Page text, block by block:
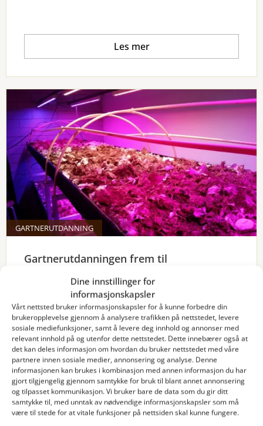
Dine innstillinger for
informasjonskapsler
Vårt nettsted bruker informasjonskapsler for å kunne forbedre din
brukeropplevelse gjennom å analysere trafikken på nettstedet, levere
sosiale mediefunksjoner, samt å levere deg innhold og annonser med
relevant innhold på og utenfor dette nettstedet. Dette innebærer også at
det kan deles informasjon om hvordan du bruker nettstedet med våre
partnere innen sosiale medier, annonsering og analyse. Denne
informasjonen kan brukes i kombinasjon med annen informasjon du har
gjort tilgjengelig gjennom samtykke for bruk til blant annet annonsering
og tilpasset kommunikasjon. Vi bruker bare de data som du gir ditt
samtykke til, med unntak av nødvendige informasjonskapsler som må
være til stede for at vitale funksjoner på nettsiden skal kunne fungere.
Les mer
GARTNERUTDANNING
Gartnerutdanningen frem til
Gartnerutdanningen i Norge har i flere tiår vært
gjennom opp- og nedturer. I dag erfarer flere
utdanningsinstitusjoner stor pågang og
interesse for utdanning innen gartnerfaget.
Interessen er dessverre ikke så stor blant
ungdom, derimot får mange interessen i ung
voksen alder. Både innhold og organisering har
gradvis endret seg gjennom de siste
utdanningsreformene frem til i dag.